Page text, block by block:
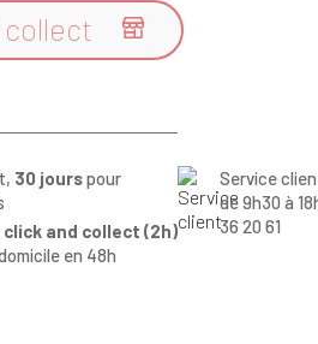

collect
30 jourspour
click and collect (2h)
en 48h
Service
de 9h30 à
36 20 61